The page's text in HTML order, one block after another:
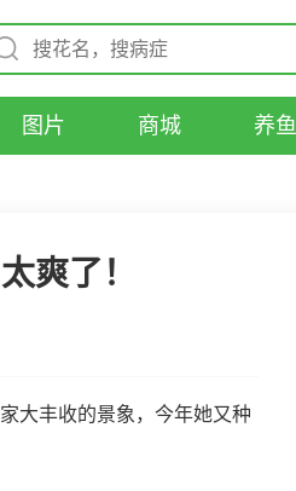
图片 商城 养鱼
爽了！
大丰收的景象，今年她又种